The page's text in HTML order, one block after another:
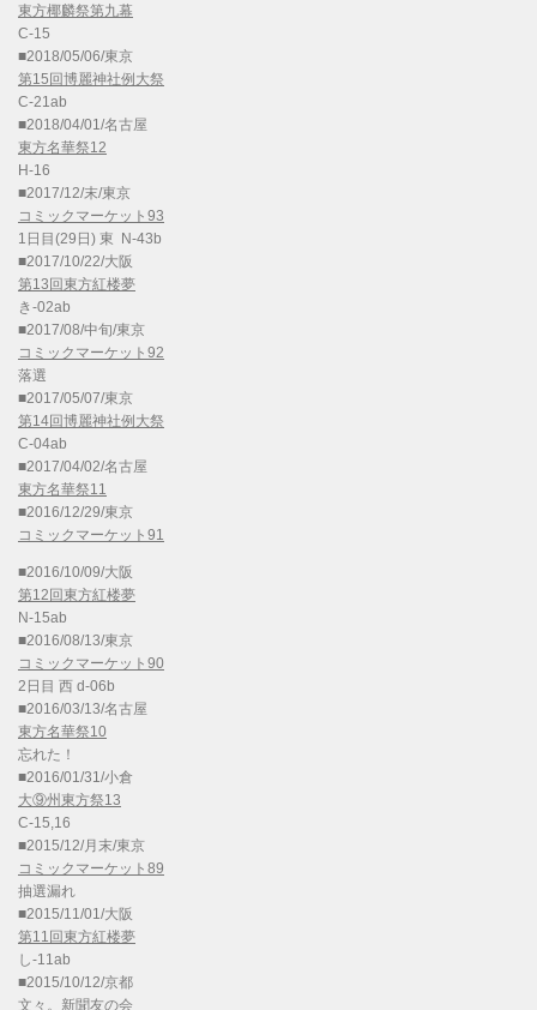
東方椰麟祭第九幕
C-15
■2018/05/06/東京
第15回博麗神社例大祭
C-21ab
■2018/04/01/名古屋
東方名華祭12
H-16
■2017/12/末/東京
コミックマーケット93
1日目(29日) 東 N-43b
■2017/10/22/大阪
第13回東方紅楼夢
き-02ab
■2017/08/中旬/東京
コミックマーケット92
落選
■2017/05/07/東京
第14回博麗神社例大祭
C-04ab
■2017/04/02/名古屋
東方名華祭11
■2016/12/29/東京
コミックマーケット91
■2016/10/09/大阪
第12回東方紅楼夢
N-15ab
■2016/08/13/東京
コミックマーケット90
2日目 西 d-06b
■2016/03/13/名古屋
東方名華祭10
忘れた！
■2016/01/31/小倉
大⑨州東方祭13
C-15,16
■2015/12/月末/東京
コミックマーケット89
抽選漏れ
■2015/11/01/大阪
第11回東方紅楼夢
し-11ab
■2015/10/12/京都
文々。新聞友の会